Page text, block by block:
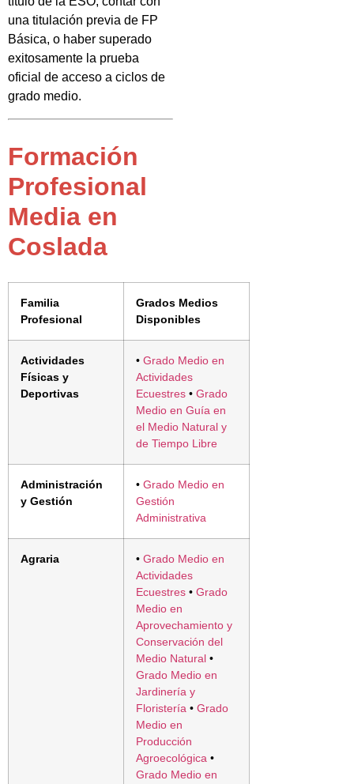
una titulación previa de FP
Básica, o haber superado
exitosamente la prueba
oficial de acceso a ciclos de
grado medio.
Formación
Profesional
Media en
Coslada
Familia
Profesional
Grados Medios
Disponibles
Actividades
Físicas y
Deportivas
• Grado Medio en
Actividades
Ecuestres • Grado
Medio en Guía en
el Medio Natural y
de Tiempo Libre
Administración
y Gestión
• Grado Medio en
Gestión
Administrativa
Agraria • Grado Medio en
Actividades
Ecuestres • Grado
Medio en
Aprovechamiento y
Conservación del
Medio Natural •
Grado Medio en
Jardinería y
Floristería • Grado
Medio en
Producción
Agroecológica •
Grado Medio en